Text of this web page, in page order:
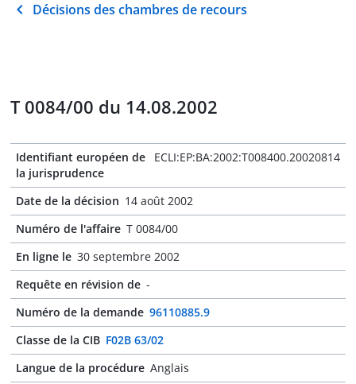
Décisions des chambres de recours
T 0084/00 du 14.08.2002
Identifiant européen de
la jurisprudence
ECLI:EP:BA:2002:T008400.20020814
Date de la décision 14 août 2002
Numéro de l'affaire T 0084/00
En ligne le 30 septembre 2002
Requête en révision de -
Numéro de la demande 96110885.9
Classe de la CIB F02B 63/02
Langue de la procédure Anglais